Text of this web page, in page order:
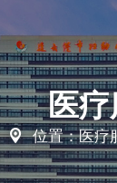
医
 位置：医疗